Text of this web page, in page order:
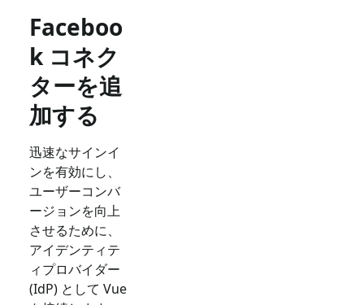
Faceboo
k コネク
ターを追
加する
迅速なサインイ
ンを有効にし、
ユーザーコンバ
ージョンを向上
させるために、
アイデンティテ
ィプロバイダー
(IdP) として Vue